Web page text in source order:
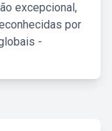
excepcional,
por
-